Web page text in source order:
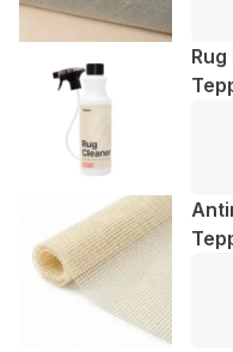
Meine